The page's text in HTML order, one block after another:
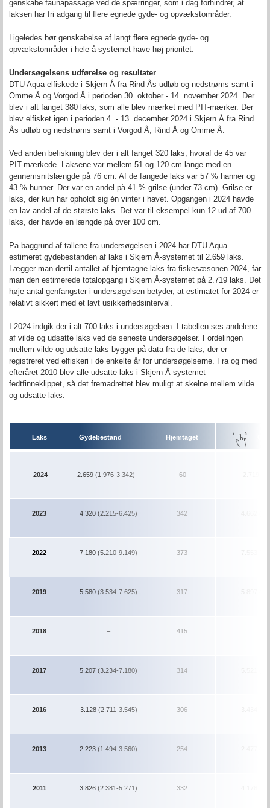
genskabe faunapassage ved de spærringer, som i dag forhindrer, at
laksen har fri adgang til flere egnede gyde- og opvækstområder.
Ligeledes bør genskabelse af langt flere egnede gyde- og
opvækstområder i hele å-systemet have høj prioritet.
Undersøgelsens udførelse og resultater
DTU Aqua elfiskede i Skjern Å fra Rind Ås udløb og nedstrøms samt i
Omme Å og Vorgod Å i perioden 30. oktober - 14. november 2024. Der
blev i alt fanget 380 laks, som alle blev mærket med PIT-mærker. Der
blev elfisket igen i perioden 4. - 13. december 2024 i Skjern Å fra Rind
Ås udløb og nedstrøms samt i Vorgod Å, Rind Å og Omme Å.
Ved anden befiskning blev der i alt fanget 320 laks, hvoraf de 45 var
PIT-mærkede. Laksene var mellem 51 og 120 cm lange med en
gennemsnitslængde på 76 cm. Af de fangede laks var 57 % hanner og
43 % hunner. Der var en andel på 41 % grilse (under 73 cm). Grilse er
laks, der kun har opholdt sig én vinter i havet. Opgangen i 2024 havde
en lav andel af de største laks. Det var til eksempel kun 12 ud af 700
laks, der havde en længde på over 100 cm.
På baggrund af tallene fra undersøgelsen i 2024 har DTU Aqua
estimeret gydebestanden af laks i Skjern Å-systemet til 2.659 laks.
Lægger man dertil antallet af hjemtagne laks fra fiskesæsonen 2024, får
man den estimerede totalopgang i Skjern Å-systemet på 2.719 laks. Det
høje antal genfangster i undersøgelsen betyder, at estimatet for 2024 er
relativt sikkert med et lavt usikkerhedsinterval.
I 2024 indgik der i alt 700 laks i undersøgelsen. I tabellen ses andelene
af vilde og udsatte laks ved de seneste undersøgelser. Fordelingen
mellem vilde og udsatte laks bygger på data fra de laks, der er
registreret ved elfiskeri i de enkelte år for undersøgelserne. Fra og med
efteråret 2010 blev alle udsatte laks i Skjern Å-systemet
fedtfinneklippet, så det fremadrettet blev muligt at skelne mellem vilde
og udsatte laks.
Laks Gydebestand Hjemtaget
2024 2.659 (1.976-3.342) 60
2023 4.320 (2.215-6.425) 342
2022 7.180 (5.210-9.149) 373
2019 5.580 (3.534-7.625) 317 5.897
2018 – 415
2017 5.207 (3.234-7.180) 314
2016 3.128 (2.711-3.545) 306
2013 2.223 (1.494-3.560) 254
2011 3.826 (2.381-5.271) 332